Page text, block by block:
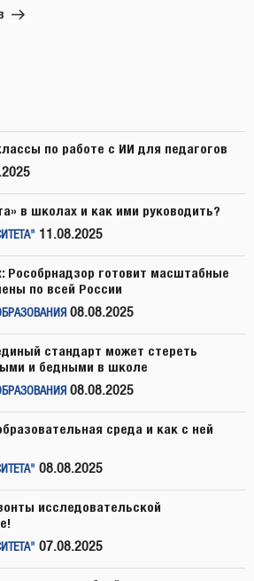
по работе с ИИ для педагогов
в школах и как ими руководить?
11.08.2025
Рособрнадзор готовит масштабные
по всей России
08.08.2025
стандарт может стереть
и бедными в школе
08.08.2025
среда и как с ней
08.08.2025
исследовательской
07.08.2025